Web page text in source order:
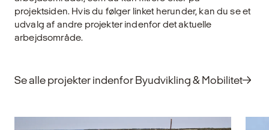
Udforsk
projektsiden. Hvis du følger linket herunder, kan du se et
udvalg af andre projekter indenfor det aktuelle
arbejdsområde.
Se alle projekter indenfor Byudvikling & Mobilitet